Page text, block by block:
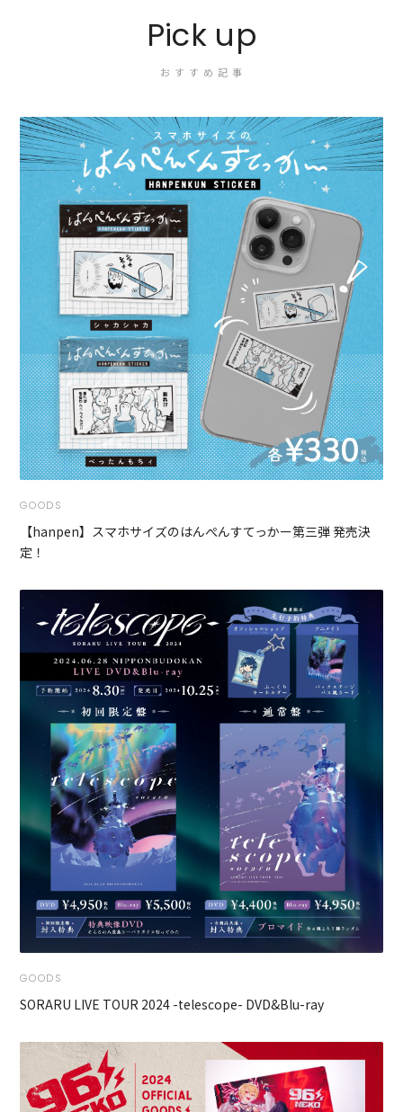
Pick up
おすすめ記事
GOODS
【hanpen】スマホサイズのはんぺんすてっかー第三弾 発売決
定！
GOODS
SORARU LIVE TOUR 2024 -telescope- DVD&Blu-ray